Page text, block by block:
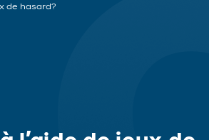
de hasard?